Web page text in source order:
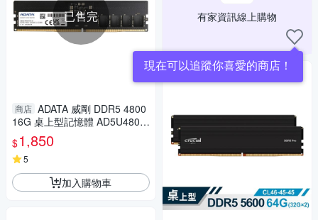
已售完
商店 ADATA 威剛 DDR5 4800
16G 桌上型記憶體 AD5U4800
16G-S
$1,850
5
加入購物車
有家資訊線上購物
現在可以追蹤你喜愛的商店！